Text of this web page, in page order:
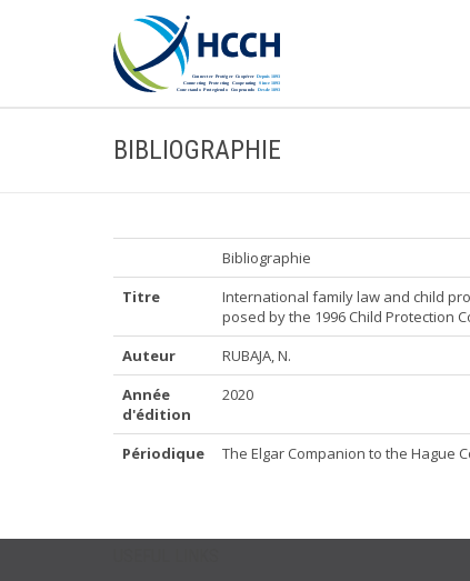
BIBLIOGRAPHIE
Bibliographie
Titre
International family law and child
posed by the 1996 Child Protection
Auteur
RUBAJA, N.
Année
d'édition
2020
Périodique The Elgar Companion to the Hague